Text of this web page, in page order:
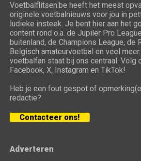
Voetbalflitsen.be heeft het meest
originele voetbalnieuws voor jou in
ludieke insteek. Je bent hier aan het
content rond o.a. de Jupiler Pro
buitenland, de Champions League, de
Belgisch amateurvoetbal en veel
voetbalfan staat bij ons centraal. Volg
Facebook, X, Instagram en TikTok!
Heb je een fout gespot of
redactie?
Contacteer ons!
Adverteren